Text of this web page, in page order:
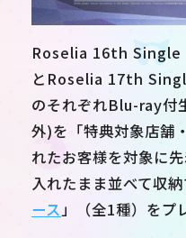
Roselia 16th
とRoselia 17th
のそれぞれBlu-ray付
外)を「特典対象店舗
れたお客様を対象に
入れたまま並べて収
ース」（全1種）をプ